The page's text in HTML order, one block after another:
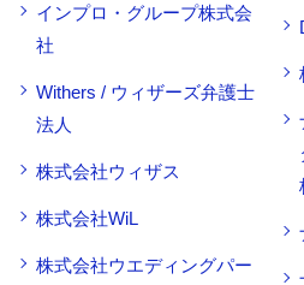
インプロ・グループ株式会
社
Withers / ウィザーズ弁護士
法人
株式会社ウィザス
株式会社WiL
株式会社ウエディングパー